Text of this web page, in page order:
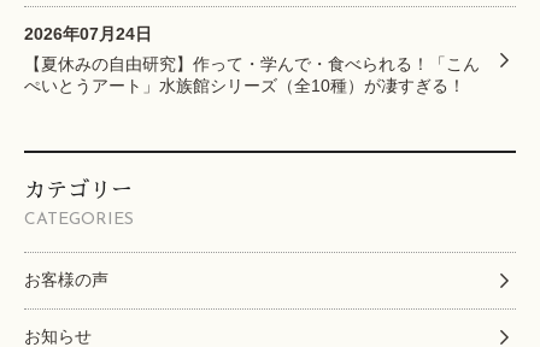
2026年07月24日
【夏休みの自由研究】作って・学んで・食べられる！「こん
ぺいとうアート」水族館シリーズ（全10種）が凄すぎる！
カテゴリー
CATEGORIES
お客様の声
お知らせ